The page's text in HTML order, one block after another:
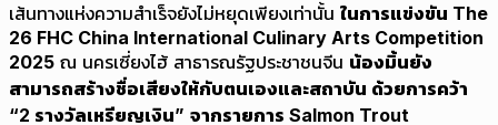
เส้นทางแห่งความสำเร็จยังไม่หยุดเพียงเท่านั้น ในการแข่งขัน The
26 FHC China International Culinary Arts Competition
2025 ณ นครเซี่ยงไฮ้ สาธารณรัฐประชาชนจีน น้องมิ้นยัง
สามารถสร้างชื่อเสียงให้กับตนเองและสถาบัน ด้วยการคว้า
“2 รางวัลเหรียญเงิน” จากรายการ Salmon Trout